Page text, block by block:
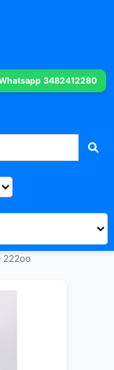
3482412280
222oo